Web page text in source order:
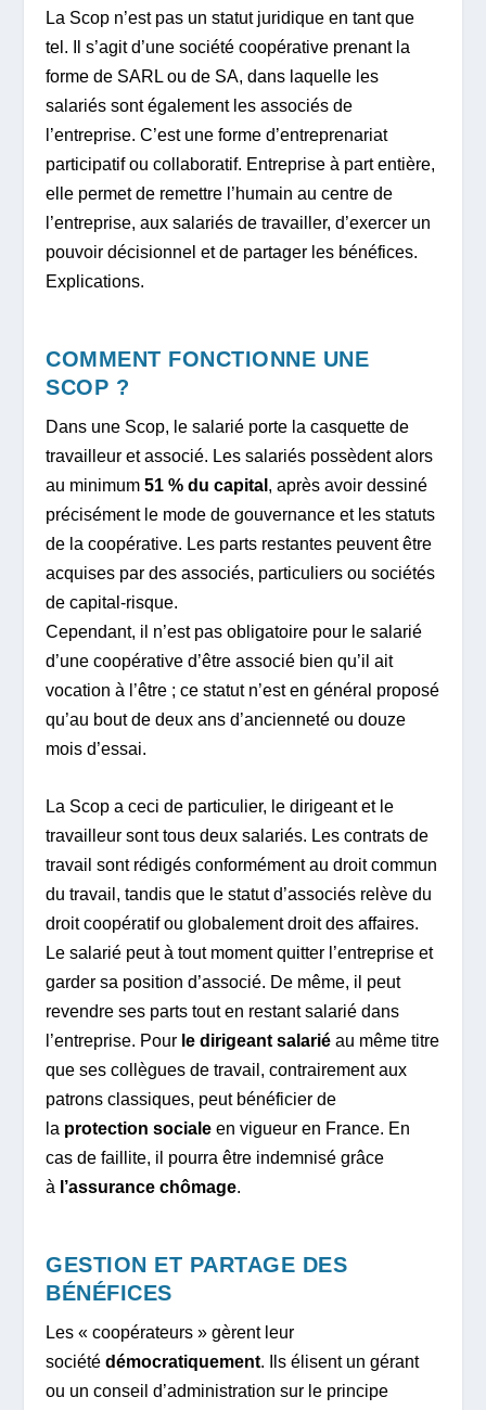
La Scop n’est pas un statut juridique en tant que
tel. Il s’agit d’une société coopérative prenant la
forme de SARL ou de SA, dans laquelle les
salariés sont également les associés de
l’entreprise. C’est une forme d’entreprenariat
participatif ou collaboratif. Entreprise à part entière,
elle permet de remettre l’humain au centre de
l’entreprise, aux salariés de travailler, d’exercer un
pouvoir décisionnel et de partager les bénéfices.
Explications.
COMMENT FONCTIONNE UNE
SCOP ?
Dans une Scop, le salarié porte la casquette de
travailleur et associé. Les salariés possèdent alors
au minimum51 % du capital , après avoir dessiné
précisément le mode de gouvernance et les statuts
de la coopérative. Les parts restantes peuvent être
acquises par des associés, particuliers ou sociétés
de capital-risque.
Cependant, il n’est pas obligatoire pour le salarié
d’une coopérative d’être associé bien qu’il ait
vocation à l’être ; ce statut n’est en général proposé
qu’au bout de deux ans d’ancienneté ou douze
mois d’essai.
La Scop a ceci de particulier, le dirigeant et le
travailleur sont tous deux salariés. Les contrats de
travail sont rédigés conformément au droit commun
du travail, tandis que le statut d’associés relève du
droit coopératif ou globalement droit des affaires.
Le salarié peut à tout moment quitter l’entreprise et
garder sa position d’associé. De même, il peut
revendre ses parts tout en restant salarié dans
l’entreprise. Pour le dirigeant salarié au même titre
que ses collègues de travail, contrairement aux
patrons classiques, peut bénéficier de
la protection sociale en vigueur en France. En
cas de faillite, il pourra être indemnisé grâce
à l’assurance chômage.
GESTION ET PARTAGE DES
BÉNÉFICES
Les « coopérateurs » gèrent leur
sociétédémocratiquement. Ils élisent un gérant
ou un conseil d’administration sur le principe